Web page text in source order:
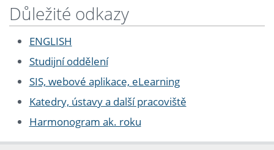
Důležité odkazy
ENGLISH
Studijní oddělení
SIS, webové aplikace, eLearning
Katedry, ústavy a další pracoviště
Harmonogram ak. roku